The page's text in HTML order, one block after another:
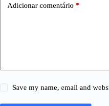
Adicionar comentário *
Save my name, email and